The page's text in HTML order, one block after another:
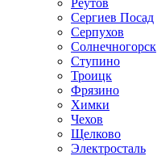
Реутов
Сергиев Посад
Серпухов
Солнечногорск
Ступино
Троицк
Фрязино
Химки
Чехов
Щелково
Электросталь